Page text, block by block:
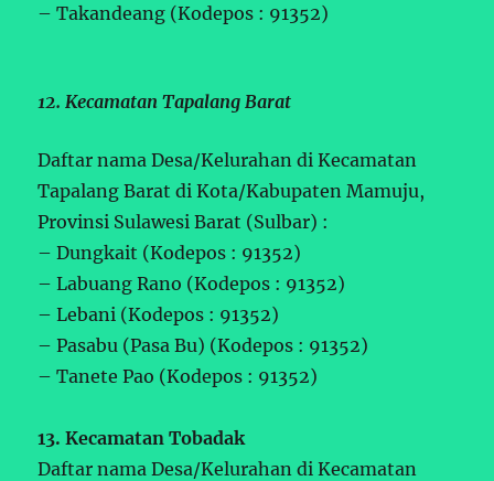
– Takandeang (Kodepos : 91352)
12. Kecamatan Tapalang Barat
Daftar nama Desa/Kelurahan di Kecamatan
Tapalang Barat di Kota/Kabupaten Mamuju,
Provinsi Sulawesi Barat (Sulbar) :
– Dungkait (Kodepos : 91352)
– Labuang Rano (Kodepos : 91352)
– Lebani (Kodepos : 91352)
– Pasabu (Pasa Bu) (Kodepos : 91352)
– Tanete Pao (Kodepos : 91352)
13. Kecamatan Tobadak
Daftar nama Desa/Kelurahan di Kecamatan